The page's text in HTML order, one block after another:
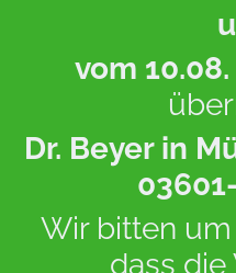
vom
Dr. Beyer in
Wir bitten um
dass